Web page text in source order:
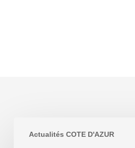
Actualités COTE D'AZUR
SECAFI